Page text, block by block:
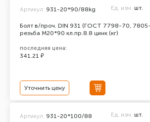
Болт в/проч. DIN 931 (ГОСТ 7798-70,
резьба М20*90 кл.пр.8.8 цинк (кг)
Артикул: 931-20*90/88kg Ед. изм. шт.
последняя цена:
341.21 ₽
Уточнить цену
Артикул: 931-20*100/88 Ед. изм. шт.